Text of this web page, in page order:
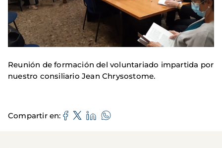
Reunión de formación del voluntariado impartida por
nuestro consiliario Jean Chrysostome.
Compartir en